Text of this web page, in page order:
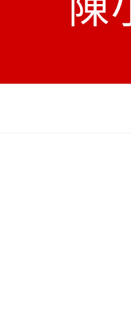
陳